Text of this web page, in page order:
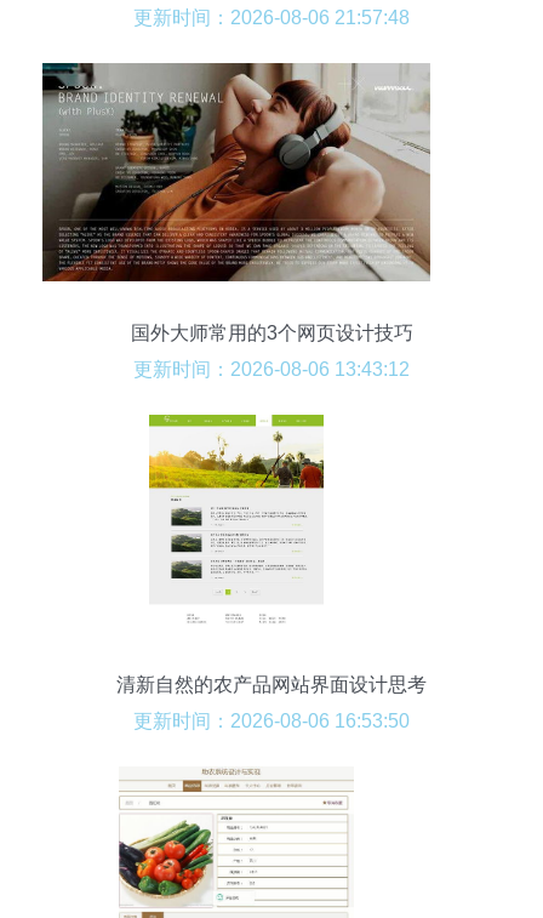
思路解析
更新时间：2026-08-06 21:57:48
国外大师常用的3个网页设计技巧
更新时间：2026-08-06 13:43:12
清新自然的农产品网站界面设计思考
更新时间：2026-08-06 16:53:50